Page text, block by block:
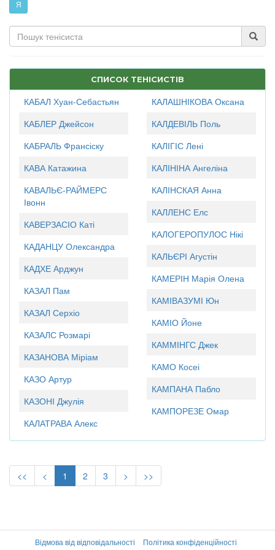
Я
СПИСОК ТЕНІСИСТІВ
КАБАЛ Хуан-Себастьян
КАБЛЕР Джейсон
КАБРАЛЬ Франсіску
КАВА Катажина
КАВАЛЬЄ-РАЙМЕРС
Івонн
КАВЕРЗАСІО Каті
КАДАНЦУ Олександра
КАДХЕ Арджун
КАЗАЛ Пам
КАЗАЛ Серхіо
КАЗАЛС Розмарі
КАЗАНОВА Міріам
КАЗО Артур
КАЗОНІ Джулія
КАЛАТРАВА Алекс
КАЛАШНІКОВА Оксана
КАЛДЕВІЛЬ Поль
КАЛІГІС Лені
КАЛІНІНА Ангеліна
КАЛІНСКАЯ Анна
КАЛЛЕНС Елс
КАЛОГЕРОПУЛОС Нікі
КАЛЬЄРІ Агустін
КАМЕРІН Марія Олена
КАМІВАЗУМІ Юн
КАМІО Йоне
КАММІНГС Джек
КАМО Косеі
КАМПАНА Пабло
КАМПОРЕЗЕ Омар
<< < 1 2 3 > >>
Відмова від відповідальності Політика конфіденційності